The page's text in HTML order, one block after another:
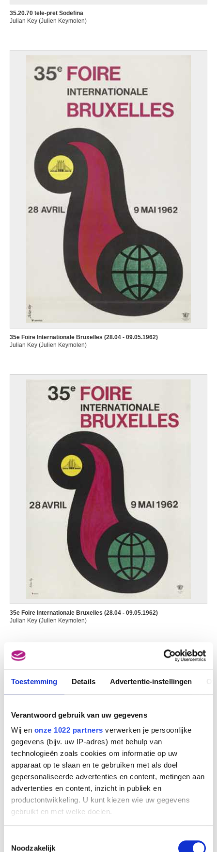
Toestemming Details Advertentie-instellingen
Verantwoord gebruik van uw gegevens
Wij en onze 1022 partners verwerken je persoonlijke
gegevens (bijv. uw IP-adres) met behulp van
technologieën zoals cookies om informatie op uw
apparaat op te slaan en te gebruiken met als doel
gepersonaliseerde advertenties en content, metingen aan
advertenties en content, inzicht in publiek en
productontwikkeling. U kunt kiezen wie uw gegevens
gebruikt en met welke doelen.
Informatie verzamelen over uw geografische
Noodzakelijk
35.20.70 tele-pret Sodefina
Julian Key (Julien Keymolen)
35e Foire Internationale Bruxelles (28.04 - 09.05.1962)
Julian Key (Julien Keymolen)
35e Foire Internationale Bruxelles (28.04 - 09.05.1962)
Julian Key (Julien Keymolen)
35e Foire Internationale Bruxelles (30.04 - 12.05.1962)